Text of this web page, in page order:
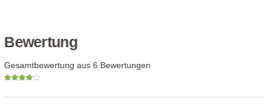
Bewertung
Gesamtbewertung aus 6 Bewertungen